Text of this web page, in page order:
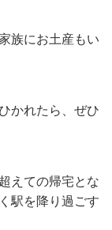
族にお土産もい
かれたら、ぜひ
えての帰宅とな
駅を降り過ごす